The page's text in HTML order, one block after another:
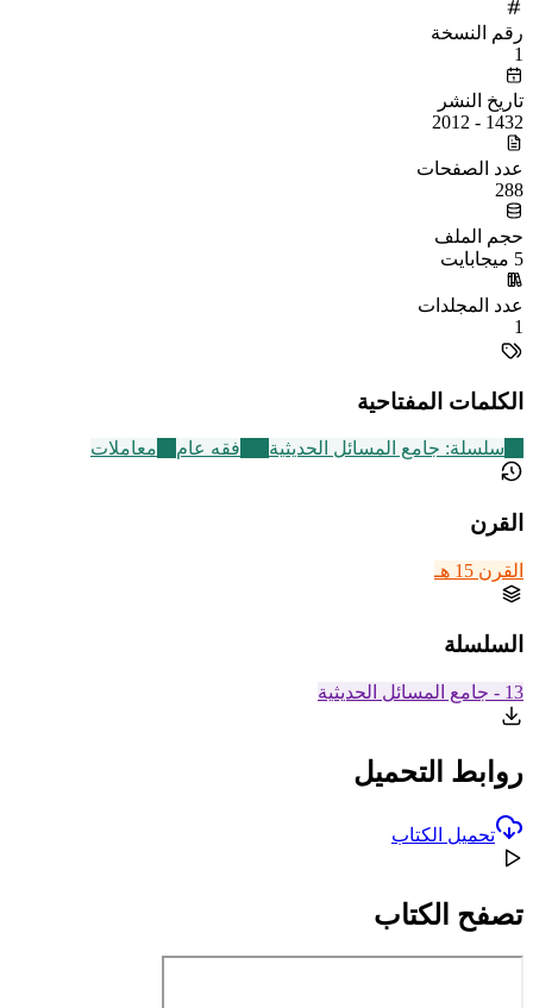
رقم النسخة
1
تاريخ النشر
1432 - 2012
عدد الصفحات
288
حجم الملف
5 ميجابايت
عدد المجلدات
1
الكلمات المفتاحية
سلسلة: جامع المسائل الحديثية فقه عام معاملات
القرن
القرن 15 هـ
السلسلة
13 - جامع المسائل الحديثية
روابط التحميل
تحميل الكتاب
تصفح الكتاب